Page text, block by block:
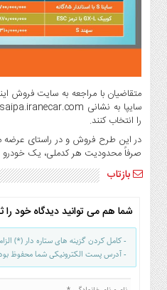
متقاضیان با مراجعه به سایت فروش
را انتخاب کنند.
در این طرح فروش و در راستای عرضه
صرفاً محدودیت هر کدملی، یک خودرو
بازتاب
شما هم می توانید دیدگاه خود را
- کامل کردن گزینه های ستاره دار (*)
- آدرس پست الکترونیکی شما محفوظ